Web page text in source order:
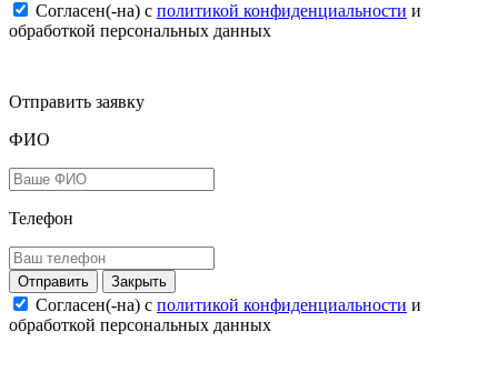
Согласен(-на) c политикой конфиденциальности и
обработкой персональных данных
Отправить заявку
ФИО
Телефон
Закрыть
Согласен(-на) c политикой конфиденциальности и
обработкой персональных данных